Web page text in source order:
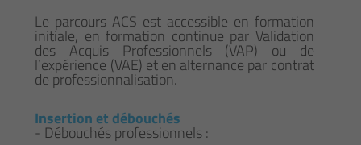
Le parcours ACS est accessible en formation
initiale, en formation continue par Validation
des Acquis Professionnels (VAP) ou de
l’expérience (VAE) et en alternance par contrat
de professionnalisation.
Insertion et débouchés
- Débouchés professionnels :